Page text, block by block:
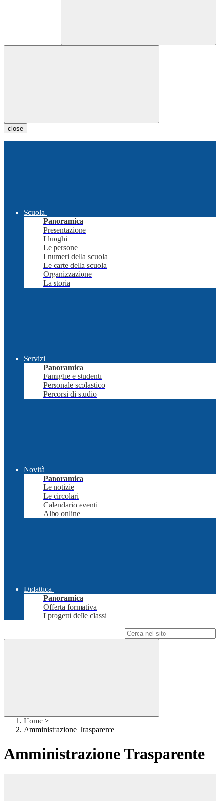
close
Scuola
Panoramica
Presentazione
I luoghi
Le persone
I numeri della scuola
Le carte della scuola
Organizzazione
La storia
Servizi
Panoramica
Famiglie e studenti
Personale scolastico
Percorsi di studio
Novità
Panoramica
Le notizie
Le circolari
Calendario eventi
Albo online
Didattica
Panoramica
Offerta formativa
I progetti delle classi
Home >
Amministrazione Trasparente
Amministrazione Trasparente